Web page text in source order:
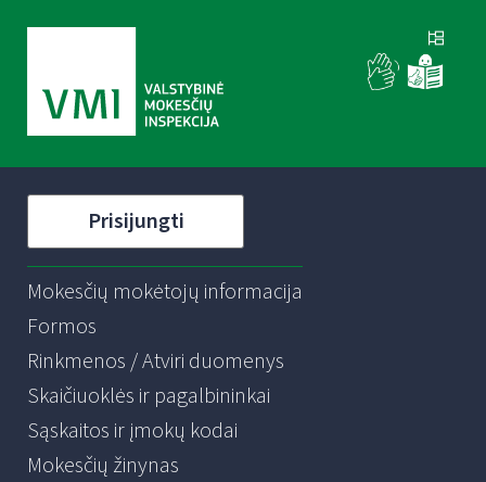
Prisijungti
Mokesčių mokėtojų informacija
Formos
Rinkmenos / Atviri duomenys
Skaičiuoklės ir pagalbininkai
Sąskaitos ir įmokų kodai
Mokesčių žinynas